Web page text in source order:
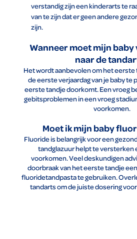
verstandig zijn een kinderarts te
van te zijn dat er geen andere
zijn.
Wanneer moet mijn
naar de
Het wordt aanbevolen om het
de eerste verjaardag van je baby te
eerste tandje doorkomt. Een vroeg
gebitsproblemen in een vroeg
voorkomen.
Moet ik mijn baby
Fluoride is belangrijk voor een
tandglazuur helpt te versterken
voorkomen. Veel deskundigen
doorbraak van het eerste tandje
fluoridetandpasta te gebruiken.
tandarts om de juiste dosering